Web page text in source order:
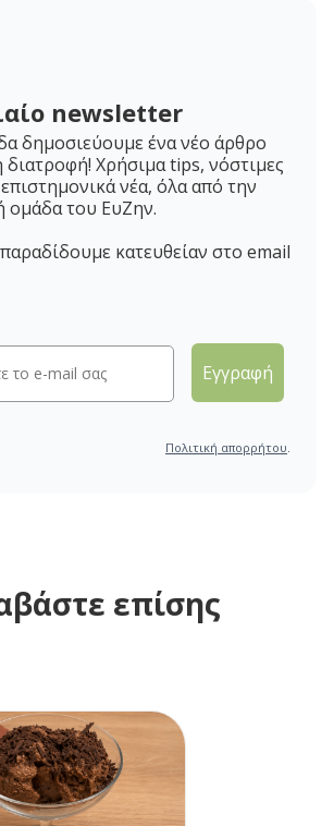
newsletter
δημοσιεύουμε ένα νέο άρθρο
διατροφή! Χρήσιμα tips, νόστιμες
νέα, όλα από την
ομάδα του ΕυΖην.
κατευθείαν στο email
Εγγραφή
Πολιτική απορρήτου.
επίσης